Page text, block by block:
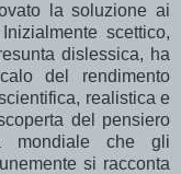
la soluzione ai
scettico,
dislessica, ha
del rendimento
realistica e
del pensiero
mondiale che gli
si racconta